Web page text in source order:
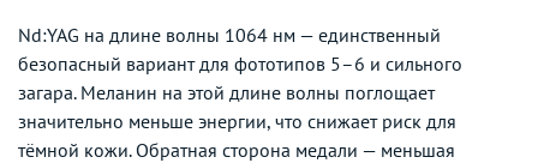
Nd:YAG на длине волны 1064 нм — единственный
безопасный вариант для фототипов 5–6 и сильного
загара. Меланин на этой длине волны поглощает
значительно меньше энергии, что снижает риск для
тёмной кожи. Обратная сторона медали — меньшая